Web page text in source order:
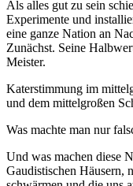
Als alles gut zu sein
Experimente und
eine ganze Nation an
Zunächst. Seine
Meister.
Katerstimmung im
und dem mittelgroßen
Was machte man nur
Und was machen diese
Gaudistischen Häusern,